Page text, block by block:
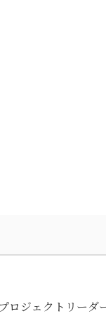
ジェクトリーダ